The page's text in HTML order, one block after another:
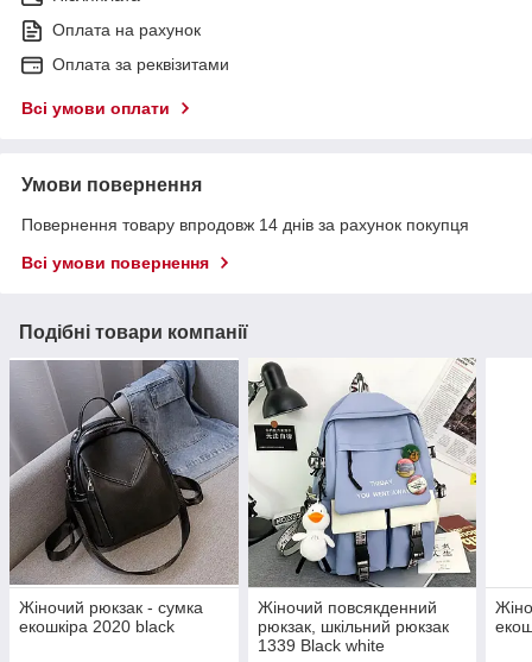
Оплата на рахунок
Оплата за реквізитами
Всі умови оплати
Умови повернення
Повернення товару впродовж 14 днів за рахунок покупця
Всі умови повернення
Подібні товари компанії
Жіночий рюкзак - сумка
екошкіра 2020 black
Жіночий повсякденний
рюкзак, шкільний рюкзак
1339 Black white